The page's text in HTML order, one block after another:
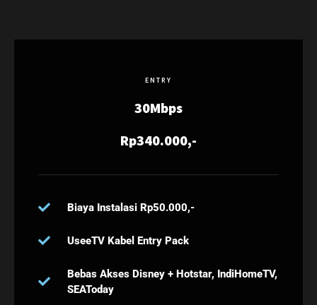
ENTRY
30Mbps
Rp340.000,-
Biaya Instalasi Rp50.000,-
UseeTV Kabel Entry Pack
Bebas Akses Disney + Hotstar, IndiHomeTV,
SEAToday